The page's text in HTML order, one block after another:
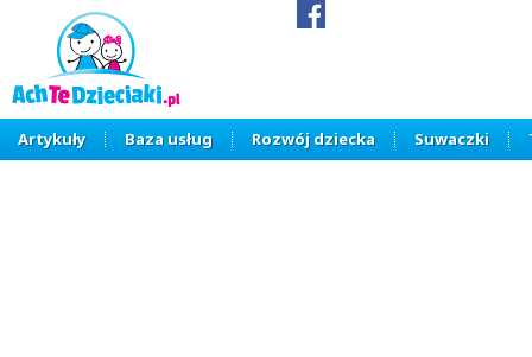
Artykuły Baza usług Rozwój dziecka Suwaczki